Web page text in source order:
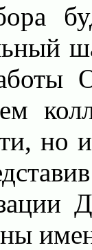
но